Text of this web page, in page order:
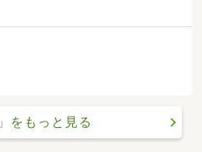
」をもっと見る